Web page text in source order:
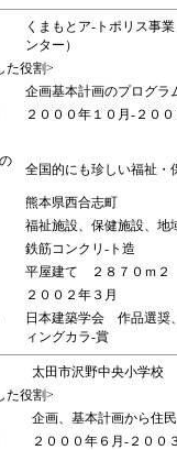
くまもとア-トポリス事
ンター）
た役割>
企画基本計画のプログラ
２０００年１０月-２０
全国的にも珍しい福祉・
熊本県西合志町
福祉施設、保健施設、地
鉄筋コンクリ-ト造
平屋建て ２８７０ｍ２
２００２年３月
日本建築学会 作品選奨
ィングカラ-賞
太田市沢野中央小学校
た役割>
企画、基本計画から住
２０００年６月-２００